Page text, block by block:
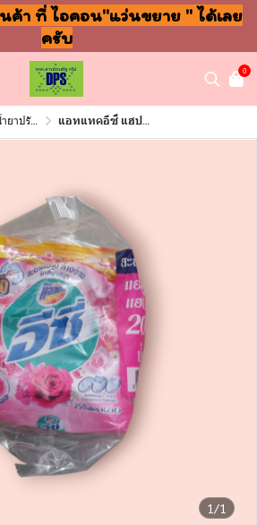
ค้า ที่ ไอคอน"แว่นขยาย " ได้เลย
ครับ
0
ล้างจาน ถูพื้น แอทแทคอีซี่ แฮปปี้สวีท 250กรัม 20(แพ็ค6ซอง)
1/1